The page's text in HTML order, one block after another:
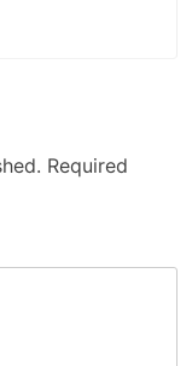
Required